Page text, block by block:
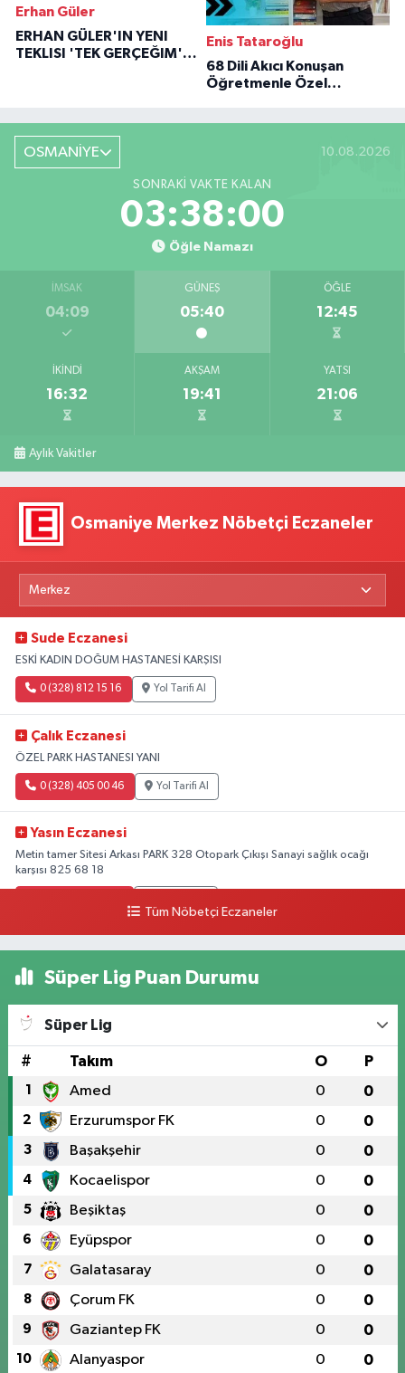
Erhan Güler
ERHAN GÜLER'IN YENI
TEKLISI 'TEK GERÇEĞIM'LE
Enis Tataroğlu
68 Dili Akıcı Konuşan
Öğretmenle Özel
OSMANİYE 10.08.2026
SONRAKI VAKTE KALAN
03:38:00
Öğle Namazı
İMSAK
04:09
GÜNEŞ
05:40
ÖĞLE
12:45
İKINDI
16:32
AKŞAM
19:41
YATSI
21:06
Aylık Vakitler
Osmaniye Merkez Nöbetçi Eczaneler
Sude Eczanesi
ESKİ KADIN DOĞUM HASTANESİ KARŞISI
0 (328) 812 15 16 Yol Tarifi Al
Çalık Eczanesi
ÖZEL PARK HASTANESI YANI
0 (328) 405 00 46 Yol Tarifi Al
Yasın Eczanesi
Metin tamer Sitesi Arkası PARK 328 Otopark Çıkışı Sanayi sağlık ocağı
karşısı 825 68 18
Tüm Nöbetçi Eczaneler
Süper Lig Puan Durumu
Süper Lig
# Takım O P
1 Amed 0 0
2 Erzurumspor FK 0 0
3 Başakşehir 0 0
4 Kocaelispor 0 0
5 Beşiktaş 0 0
6 Eyüpspor 0 0
7 Galatasaray 0 0
8 Çorum FK 0 0
9 Gaziantep FK 0 0
10 Alanyaspor 0 0